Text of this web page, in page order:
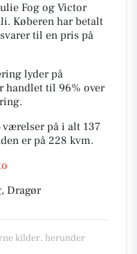
Fog og Victor
Køberen har betalt
til en pris på
lyder på
handlet til 96% over
på i alt 137
er på 228 kvm.
Dragør
kilder, herunder